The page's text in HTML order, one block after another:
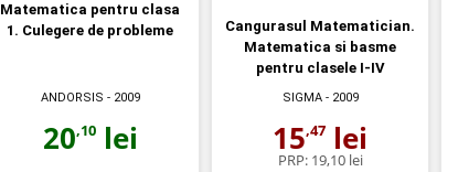
Matematica pentru clasa
1. Culegere de probleme
ANDORSIS - 2009
20,10lei
Cangurasul Matematician.
Matematica si basme
pentru clasele I-IV
SIGMA- 2009
15,47 lei
PRP: 19,10 lei